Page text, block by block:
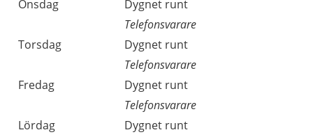
Onsdag
Dygnet runt
Telefonsvarare
Torsdag
Dygnet runt
Telefonsvarare
Fredag
Dygnet runt
Telefonsvarare
Lördag
Dygnet runt